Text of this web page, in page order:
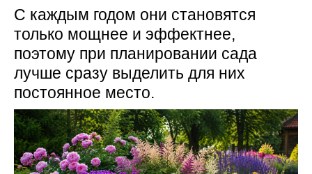
С каждым годом они становятся
только мощнее и эффектнее,
поэтому при планировании сада
лучше сразу выделить для них
постоянное место.